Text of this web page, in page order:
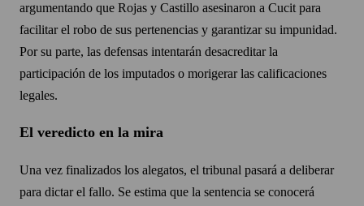
argumentando que Rojas y Castillo asesinaron a Cucit para
facilitar el robo de sus pertenencias y garantizar su impunidad.
Por su parte, las defensas intentarán desacreditar la
participación de los imputados o morigerar las calificaciones
legales.
El veredicto en la mira
Una vez finalizados los alegatos, el tribunal pasará a deliberar
para dictar el fallo. Se estima que la sentencia se conocerá